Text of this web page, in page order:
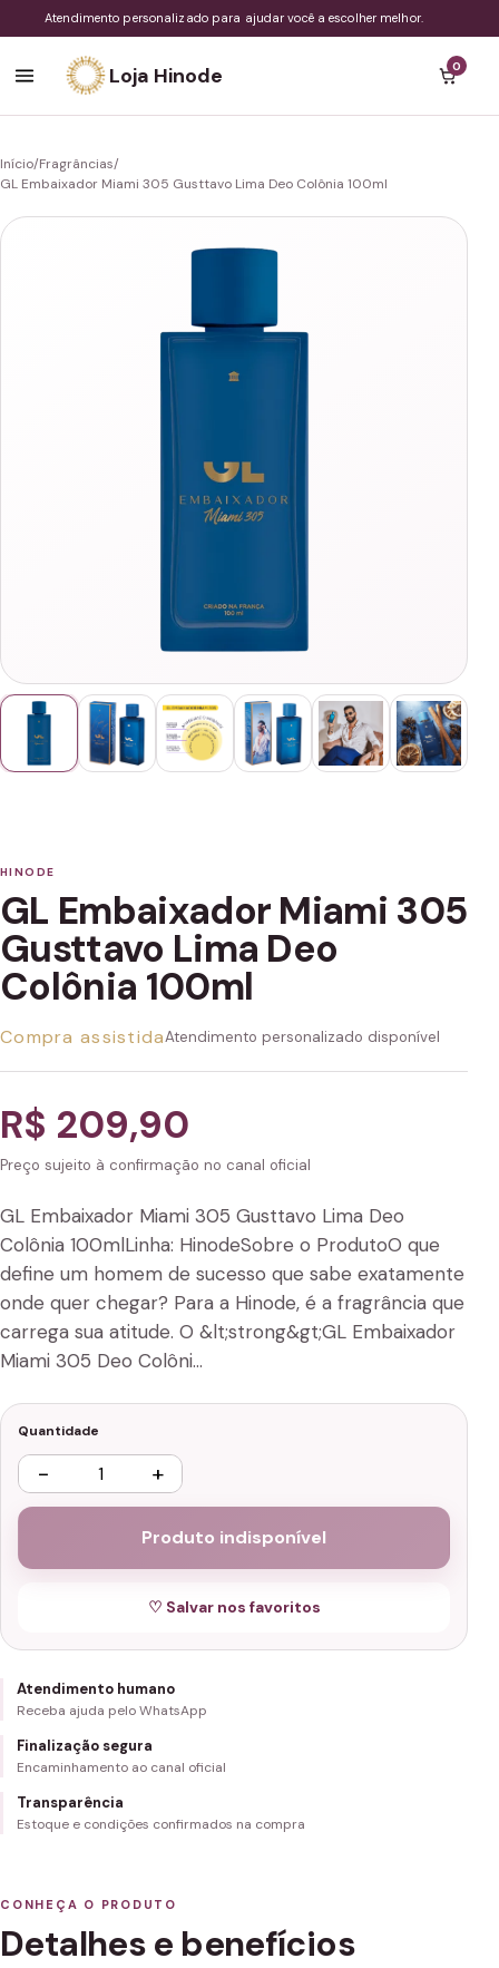
Atendimento personalizado para ajudar você a escolher melhor.
Loja Hinode 0
Início/Fragrâncias/
GL Embaixador Miami 305 Gusttavo Lima Deo Colônia 100ml
HINODE
GL Embaixador Miami 305
Gusttavo Lima Deo
Colônia 100ml
Compra assistidaAtendimento personalizado disponível
R$ 209,90
Preço sujeito à confirmação no canal oficial
GL Embaixador Miami 305 Gusttavo Lima Deo
Colônia 100mlLinha: HinodeSobre o ProdutoO que
define um homem de sucesso que sabe exatamente
onde quer chegar? Para a Hinode, é a fragrância que
carrega sua atitude. O &lt;strong&gt;GL Embaixador
Miami 305 Deo Colôni…
Quantidade
− +
Produto indisponível
♡ Salvar nos favoritos
Atendimento humano
Receba ajuda pelo WhatsApp
Finalização segura
Encaminhamento ao canal oficial
Transparência
Estoque e condições confirmados na compra
CONHEÇA O PRODUTO
Detalhes e benefícios